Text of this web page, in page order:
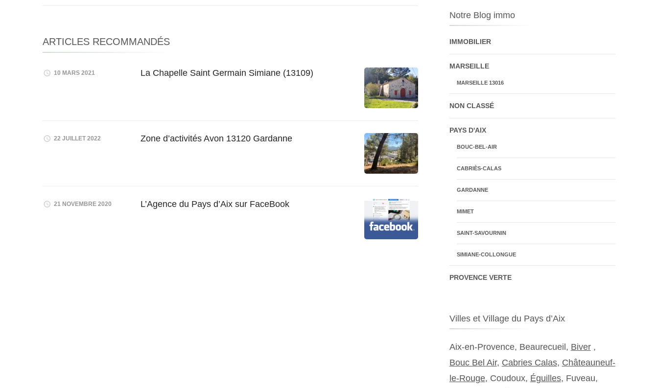
ARTICLES RECOMMANDÉS
10 MARS 2021 La Chapelle Saint Germain Simiane (13109)
22 JUILLET 2022 Zone d’activités Avon 13120 Gardanne
21 NOVEMBRE 2020 L’Agence du Pays d’Aix sur FaceBook
Notre Blog immo
IMMOBILIER
MARSEILLE
MARSEILLE 13016
NON CLASSÉ
PAYS D'AIX
BOUC-BEL-AIR
CABRIÈS-CALAS
GARDANNE
MIMET
SAINT-SAVOURNIN
SIMIANE-COLLONGUE
PROVENCE VERTE
Villes et Village du Pays d’Aix
Aix-en-Provence, Beaurecueil, Biver,
Bouc Bel Air, Cabries Calas, Châteauneuf-
le-Rouge, Coudoux, Éguilles, Fuveau,